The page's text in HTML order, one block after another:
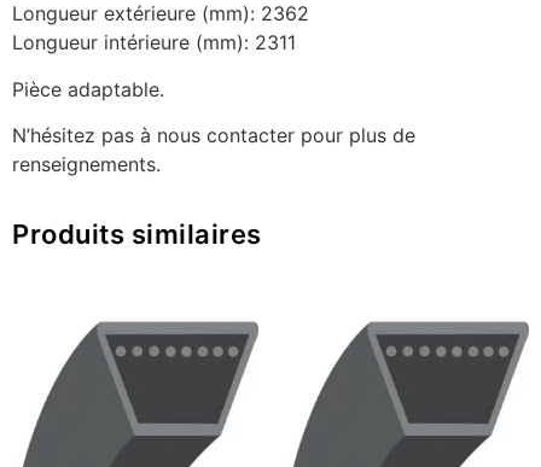
Longueur extérieure (mm): 2362
Longueur intérieure (mm): 2311
Pièce adaptable.
N’hésitez pas à nous contacter pour plus de
renseignements.
Produits similaires